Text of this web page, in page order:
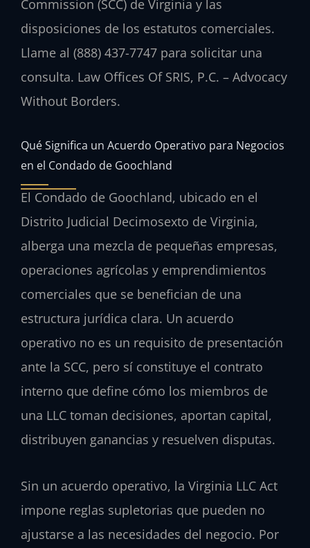
Commission (SCC) de Virginia y las
disposiciones de los estatutos comerciales.
Llame al (888) 437-7747 para solicitar una
consulta. Law Offices Of SRIS, P.C. – Advocacy
Without Borders.
Qué Significa un Acuerdo Operativo para Negocios
en el Condado de Goochland
El Condado de Goochland, ubicado en el
Distrito Judicial Decimosexto de Virginia,
alberga una mezcla de pequeñas empresas,
operaciones agrícolas y emprendimientos
comerciales que se benefician de una
estructura jurídica clara. Un acuerdo
operativo no es un requisito de presentación
ante la SCC, pero sí constituye el contrato
interno que define cómo los miembros de
una LLC toman decisiones, aportan capital,
distribuyen ganancias y resuelven disputas.
Sin un acuerdo operativo, la Virginia LLC Act
impone reglas supletorias que pueden no
ajustarse a las necesidades del negocio. Por